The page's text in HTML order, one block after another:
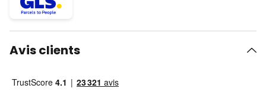
Avis clients